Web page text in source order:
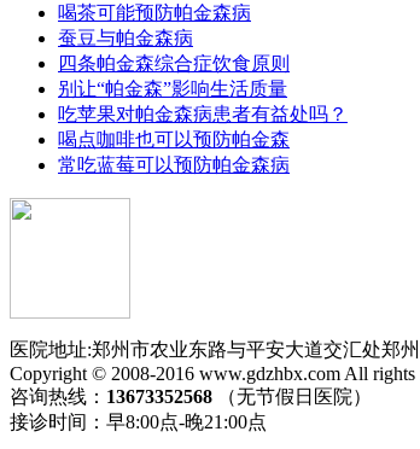
喝茶可能预防帕金森病
蚕豆与帕金森病
四条帕金森综合症饮食原则
别让“帕金森”影响生活质量
吃苹果对帕金森病患者有益处吗？
喝点咖啡也可以预防帕金森
常吃蓝莓可以预防帕金森病
医院地址:郑州市农业东路与平安大道交汇处郑
Copyright © 2008-2016 www.gdzhbx.com All rights
咨询热线： 13673352568 （无节假日医院）
接诊时间：早8:00点-晚21:00点